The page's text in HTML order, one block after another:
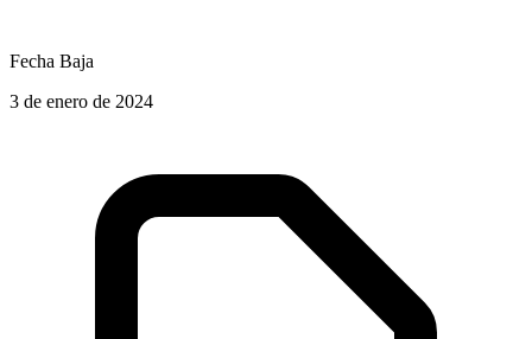
Fecha Baja
3 de enero de 2024